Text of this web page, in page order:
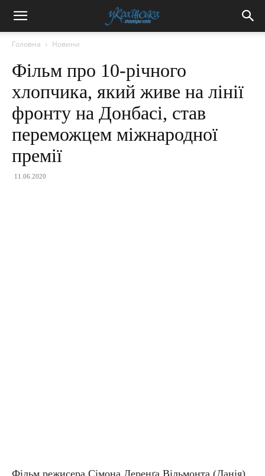
Головна Новини
Фільм про 10-річного
хлопчика, який живе на лінії
фронту на Донбасі, став
переможцем міжнародної
премії
11.06.2020
Фільм режисера Сімона Леренґа Вільмонта (Данія)